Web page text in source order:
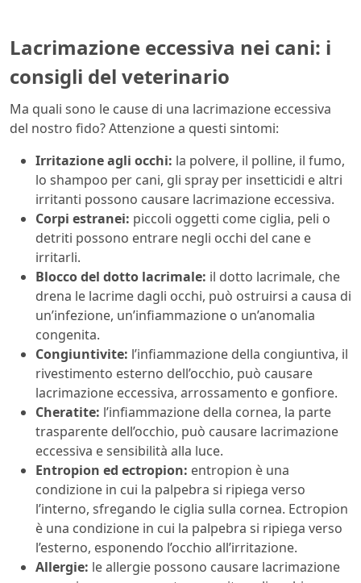
Lacrimazione eccessiva nei cani: i
consigli del veterinario
Ma quali sono le cause di una lacrimazione eccessiva
del nostro fido? Attenzione a questi sintomi:
Irritazione agli occhi: la polvere, il polline, il fumo,
lo shampoo per cani, gli spray per insetticidi e altri
irritanti possono causare lacrimazione eccessiva.
Corpi estranei: piccoli oggetti come ciglia, peli o
detriti possono entrare negli occhi del cane e
irritarli.
Blocco del dotto lacrimale: il dotto lacrimale, che
drena le lacrime dagli occhi, può ostruirsi a causa di
un’infezione, un’infiammazione o un’anomalia
congenita.
Congiuntivite: l’infiammazione della congiuntiva, il
rivestimento esterno dell’occhio, può causare
lacrimazione eccessiva, arrossamento e gonfiore.
Cheratite: l’infiammazione della cornea, la parte
trasparente dell’occhio, può causare lacrimazione
eccessiva e sensibilità alla luce.
Entropion ed ectropion: entropion è una
condizione in cui la palpebra si ripiega verso
l’interno, sfregando le ciglia sulla cornea. Ectropion
è una condizione in cui la palpebra si ripiega verso
l’esterno, esponendo l’occhio all’irritazione.
Allergie: le allergie possono causare lacrimazione